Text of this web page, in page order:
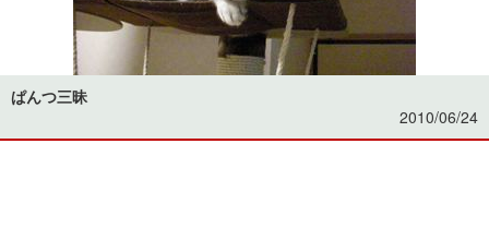
ぱんつ三昧
2010/06/24